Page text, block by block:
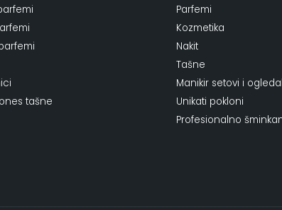
tašne
Parfemi
Kozmetika
Nakit
Tašne
Manikir setovi i
Unikati pokloni
Profesionalno